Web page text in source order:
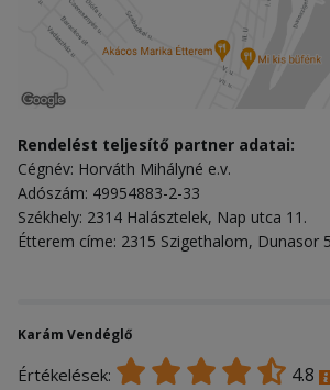
Rendelést teljesítő partner adatai:
Cégnév: Horváth Mihályné e.v.
Adószám: 49954883-2-33
Székhely: 2314 Halásztelek, Nap utca 11.
Étterem címe: 2315 Szigethalom, Dunasor
Karám Vendéglő
Értékelések: 4.8